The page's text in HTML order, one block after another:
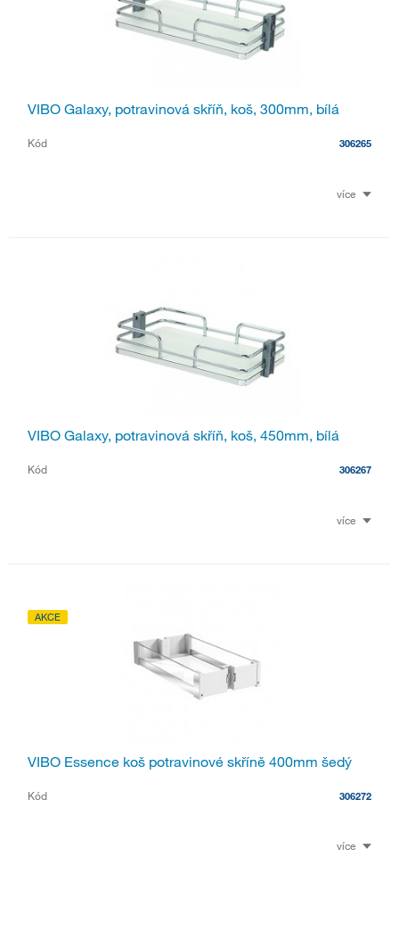
VIBO Galaxy, potravinová skříň, koš, 300mm, bílá
Kód 306265
více
VIBO Galaxy, potravinová skříň, koš, 450mm, bílá
Kód 306267
více
AKCE
VIBO Essence koš potravinové skříně 400mm šedý
Kód 306272
více